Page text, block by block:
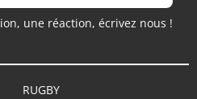
une réaction, écrivez nous !
RUGBY